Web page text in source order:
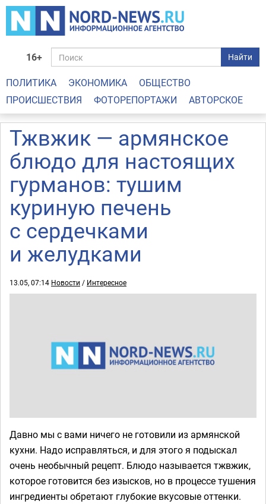
16+ Найти
ПОЛИТИКА ЭКОНОМИКА
ОБЩЕСТВО
ПРОИСШЕСТВИЯ
ФОТОРЕПОРТАЖИ АВТОРСКОЕ
Тжвжик — армянское
блюдо для настоящих
гурманов: тушим
куриную печень
с сердечками
и желудками
13.05, 07:14 Новости / Интересное
Давно мы с вами ничего не готовили из армянской
кухни. Надо исправляться, и для этого я подыскал
очень необычный рецепт. Блюдо называется тжвжик,
которое готовится без изысков, но в процессе тушения
ингредиенты обретают глубокие вкусовые оттенки.